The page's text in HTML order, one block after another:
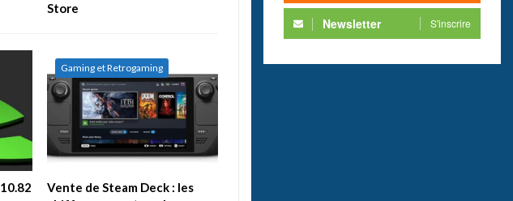
Store
Gaming et Retrogaming
Vente de Steam Deck : les
Newsletter S'inscrire